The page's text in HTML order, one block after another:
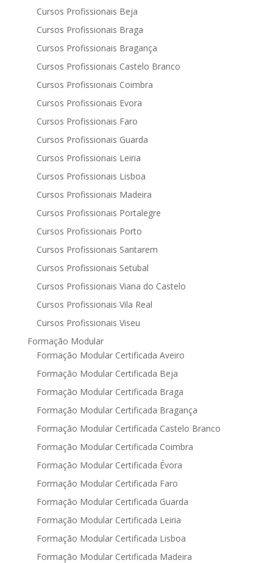
Cursos Profissionais Beja
Cursos Profissionais Braga
Cursos Profissionais Bragança
Cursos Profissionais Castelo Branco
Cursos Profissionais Coimbra
Cursos Profissionais Evora
Cursos Profissionais Faro
Cursos Profissionais Guarda
Cursos Profissionais Leiria
Cursos Profissionais Lisboa
Cursos Profissionais Madeira
Cursos Profissionais Portalegre
Cursos Profissionais Porto
Cursos Profissionais Santarem
Cursos Profissionais Setubal
Cursos Profissionais Viana do Castelo
Cursos Profissionais Vila Real
Cursos Profissionais Viseu
Formação Modular
Formação Modular Certificada Aveiro
Formação Modular Certificada Beja
Formação Modular Certificada Braga
Formação Modular Certificada Bragança
Formação Modular Certificada Castelo Branco
Formação Modular Certificada Coimbra
Formação Modular Certificada Évora
Formação Modular Certificada Faro
Formação Modular Certificada Guarda
Formação Modular Certificada Leiria
Formação Modular Certificada Lisboa
Formação Modular Certificada Madeira